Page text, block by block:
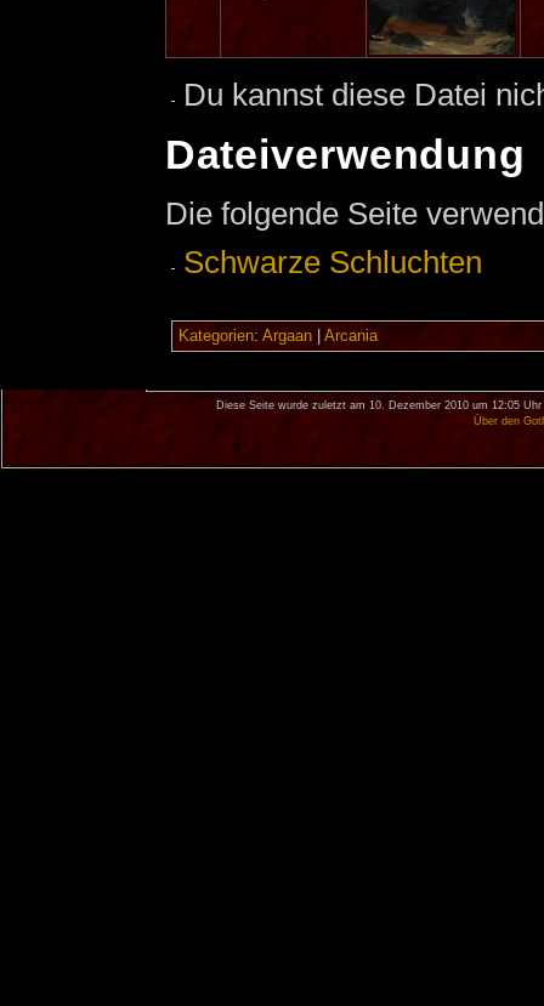
Du kannst diese Datei
Dateiverwendung
Die folgende Seite
Schwarze Schluchten
Kategorien: Argaan| Arcania
Diese Seite wurde zuletzt am 10. Dezember 2010 um 12:05 Uhr
Über den